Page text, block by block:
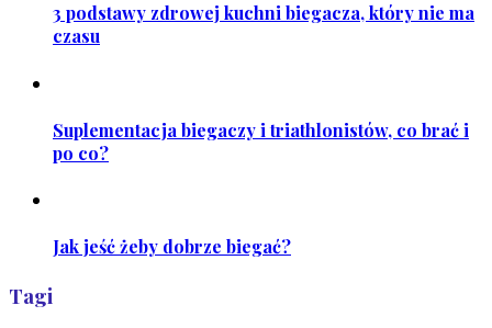
3 podstawy zdrowej kuchni biegacza, który nie ma
czasu
Suplementacja biegaczy i triathlonistów, co brać i
po co?
Jak jeść żeby dobrze biegać?
Tagi